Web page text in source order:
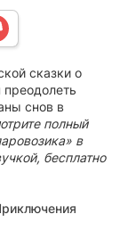
сказки о
снов в
полный
в
бесплатно